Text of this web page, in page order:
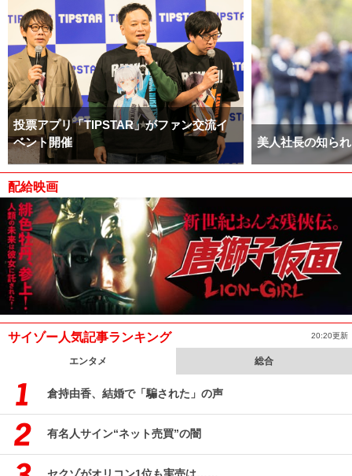
投票アプリ「TIPSTAR」がファン交流イ
ベント開催
美人社長の知ら
配給映画
サイゾー人気記事ランキング 20:20更新
エンタメ 総合
倉持由香、結婚で「騙された」の声
有名人サイン“ネット売買”の闇